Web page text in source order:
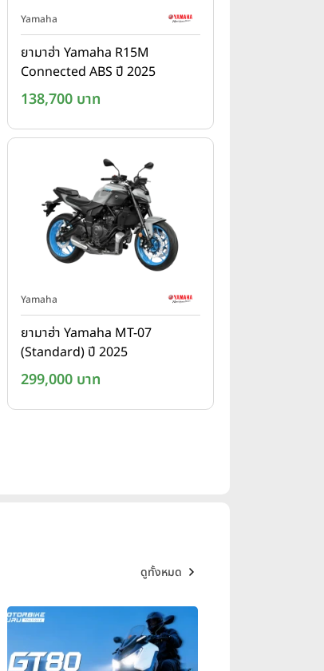
Yamaha
ยามาฮ่า Yamaha R15M
Connected ABS ปี 2025
138,700 บาท
Yamaha
ยามาฮ่า Yamaha MT-07
(Standard) ปี 2025
299,000 บาท
ดูทั้งหมด